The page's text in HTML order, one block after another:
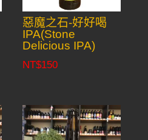
惡魔之石-好好喝
IPA(Stone
Delicious IPA)
NT$150